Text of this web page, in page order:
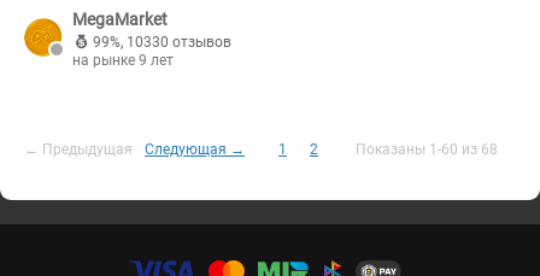
MegaMarket
99%, 10330 отзывов
на рынке 9 лет
← Предыдущая Следующая → 1 2 Показаны 1-60 из 68